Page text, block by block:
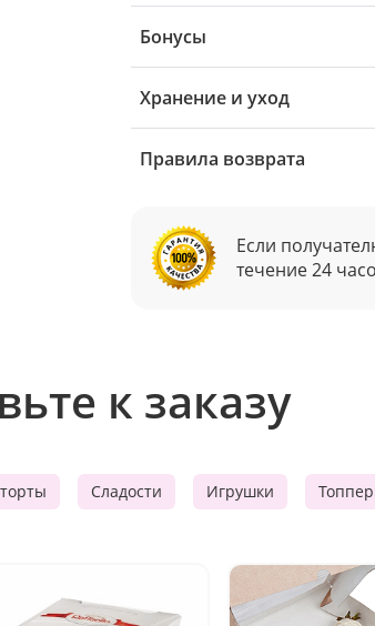
Бонусы
Хранение и уход
Правила возврата
Если
течение 24
к заказу
Сладости Игрушки